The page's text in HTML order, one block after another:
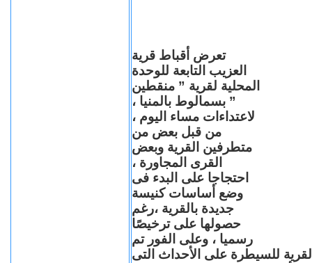
تعرض أقباط قرية
العزيب التابعة للوحدة
المحلية لقرية ” منقطين
” بسمالوط بالمنيا ،
لاعتداءات مساء اليوم ،
من قبل بعض من
متطرفين القرية وبعض
القرى المجاورة ،
احتجاجا على البدء فى
وضع أساسات كنيسة
جديدة بالقرية ،رغم
حصولها على ترخيصًا
رسميا ، وعلى الفور تم
للسيطرة على الأحداث التى